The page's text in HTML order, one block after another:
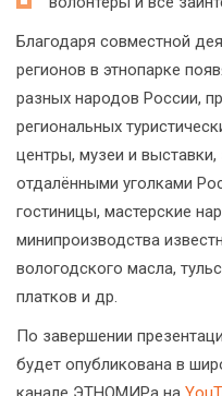
Благодаря совместной
регионов в этнопарке
разных народов России,
региональных
центры, музеи и
отдалёнными уголками
гостиницы, мастерские
минипроизводства
вологодского масла,
платков и др.
По завершении
будет опубликована в